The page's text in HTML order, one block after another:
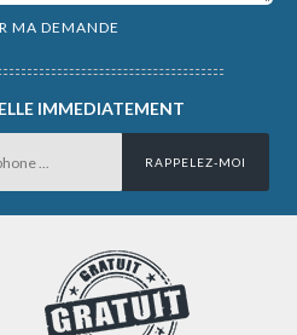
IMMEDIATEMENT